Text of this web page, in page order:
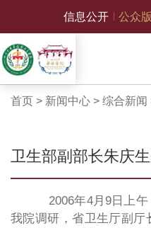
信息公开 公众版
首页 > 新闻中心> 综合新闻
卫生部副部长朱庆
2006年4月9日上午
我院调研，省卫生厅副厅